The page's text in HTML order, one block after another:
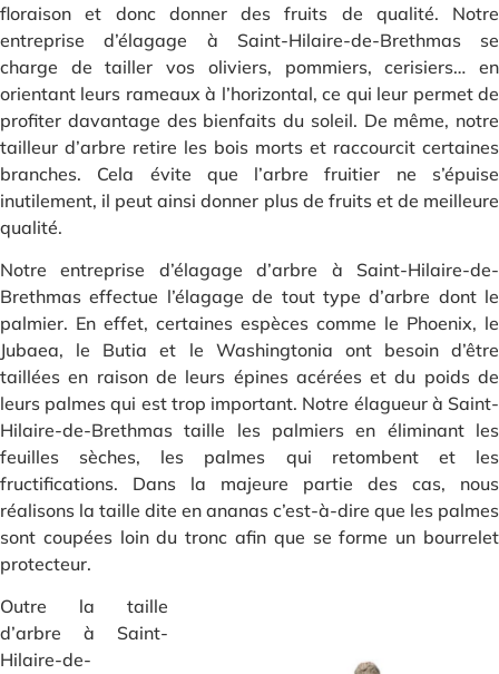
floraison et donc donner des fruits de qualité. Notre
entreprise d’élagage à Saint-Hilaire-de-Brethmas se
charge de tailler vos oliviers, pommiers, cerisiers… en
orientant leurs rameaux à l’horizontal, ce qui leur permet de
profiter davantage des bienfaits du soleil. De même, notre
tailleur d’arbre retire les bois morts et raccourcit certaines
branches. Cela évite que l’arbre fruitier ne s’épuise
inutilement, il peut ainsi donner plus de fruits et de meilleure
qualité.
Notre entreprise d’élagage d’arbre à Saint-Hilaire-de-
Brethmas effectue l’élagage de tout type d’arbre dont le
palmier. En effet, certaines espèces comme le Phoenix, le
Jubaea, le Butia et le Washingtonia ont besoin d’être
taillées en raison de leurs épines acérées et du poids de
leurs palmes qui est trop important. Notre élagueur à Saint-
Hilaire-de-Brethmas taille les palmiers en éliminant les
feuilles sèches, les palmes qui retombent et les
fructifications. Dans la majeure partie des cas, nous
réalisons la taille dite en ananas c’est-à-dire que les palmes
sont coupées loin du tronc afin que se forme un bourrelet
protecteur.
Outre la taille
d’arbre à Saint-
Hilaire-de-